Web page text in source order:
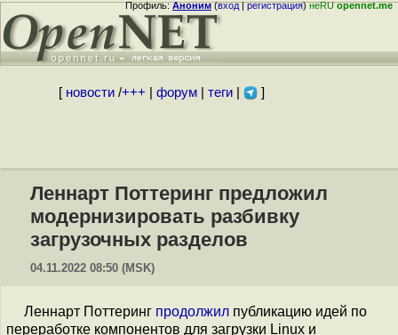
Профиль:Аноним(вход|регистрация)неRUopennet.me
[ новости/+++ форум| теги| ]
Леннарт Поттеринг предложил
модернизировать разбивку
загрузочных разделов
04.11.2022 08:50 (MSK)
Леннарт Поттеринг продолжил публикацию идей по
переработке компонентов для загрузки Linux и